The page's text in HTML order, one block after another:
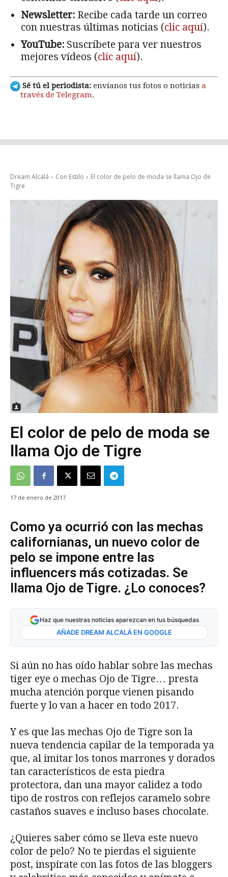
Newsletter: Recibe cada tarde un correo
con nuestras últimas noticias (clic aquí).
YouTube: Suscríbete para ver nuestros
mejores vídeos (clic aquí).
Sé tú el periodista: envíanos tus fotos o noticias a
través de Telegram.